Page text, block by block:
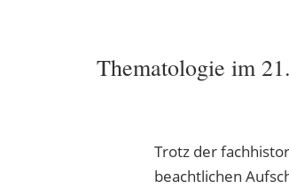
Thematologie im
Trotz der
beachtlichen